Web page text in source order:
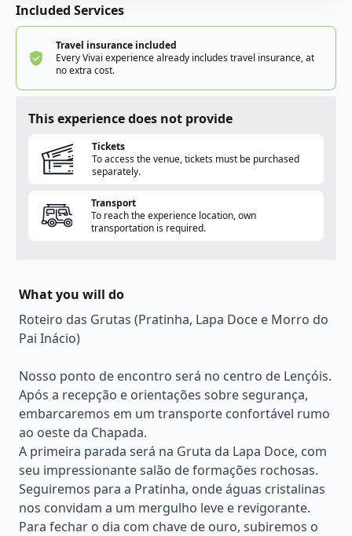
Included Services
Travel insurance included
Every Vivai experience already includes travel insurance, at
no extra cost.
This experience does not provide
Tickets
To access the venue, tickets must be purchased
separately.
Transport
To reach the experience location, own
transportation is required.
What you will do
Roteiro das Grutas (Pratinha, Lapa Doce e Morro do
Pai Inácio)
Nosso ponto de encontro será no centro de Lençóis.
Após a recepção e orientações sobre segurança,
embarcaremos em um transporte confortável rumo
ao oeste da Chapada.
A primeira parada será na Gruta da Lapa Doce, com
seu impressionante salão de formações rochosas.
Seguiremos para a Pratinha, onde águas cristalinas
nos convidam a um mergulho leve e revigorante.
Para fechar o dia com chave de ouro, subiremos o